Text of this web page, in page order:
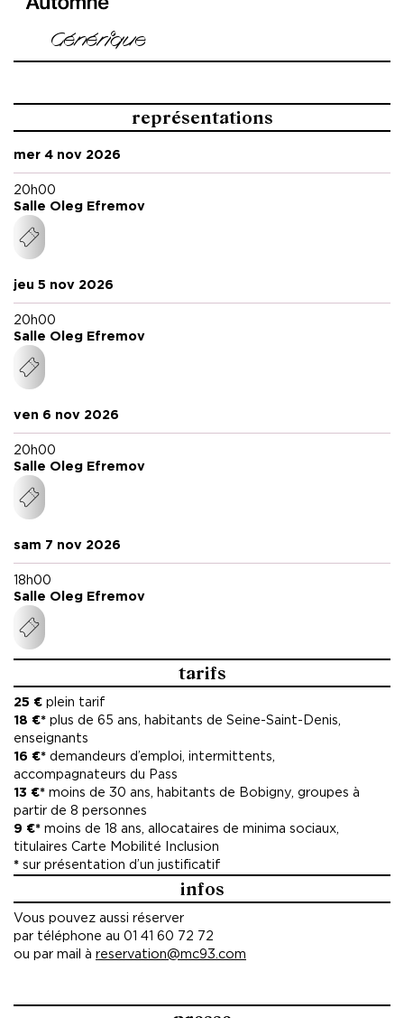
Générique
Texte Juliette Blamont
Peinture Julie Polidoro
Création lumière Laurence Magnée
Rebetez
Régie générale Véronique Kespi, Nelly Chauvet
Régie son et lumière Julie Nowotnik.
Diffusion Elizabeth Gay
Production Théâtre Vidy-Lausanne
Coproduction MC93 – Maison de la culture de Seine-Saint-
Denis, TANDEM Scène nationale Arras Douai
représentations
mer 4 nov 2026
20h00
Salle Oleg Efremov
jeu 5 nov 2026
20h00
Salle Oleg Efremov
ven 6 nov 2026
20h00
Salle Oleg Efremov
sam 7 nov 2026
18h00
Salle Oleg Efremov
tarifs
25 € plein tarif
18 €* plus de 65 ans, habitants de Seine-Saint-Denis,
enseignants
16 €* demandeurs d’emploi, intermittents,
accompagnateurs du Pass
13 €* moins de 30 ans, habitants de Bobigny, groupes à
partir de 8 personnes
9 €* moins de 18 ans, allocataires de minima sociaux,
titulaires Carte Mobilité Inclusion
* sur présentation d’un justificatif
infos
Vous pouvez aussi réserver
par téléphone au 01 41 60 72 72
ou par mail à reservation@mc93.com